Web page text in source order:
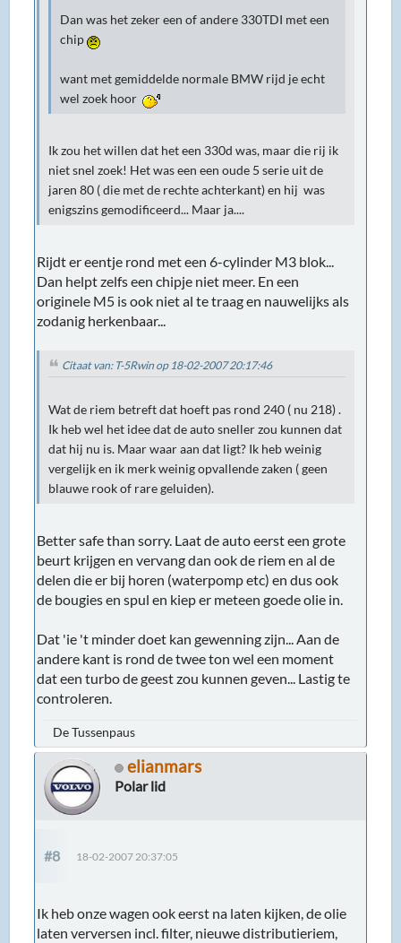
Dan was het zeker een of andere 330TDI met een
chip
want met gemiddelde normale BMW rijd je echt
wel zoek hoor
Ik zou het willen dat het een 330d was, maar die rij ik
niet snel zoek! Het was een een oude 5 serie uit de
jaren 80 ( die met de rechte achterkant) en hij was
enigszins gemodificeerd... Maar ja....
Rijdt er eentje rond met een 6-cylinder M3 blok...
Dan helpt zelfs een chipje niet meer. En een
originele M5 is ook niet al te traag en nauwelijks als
zodanig herkenbaar...
Citaat van: T-5Rwin op 18-02-2007 20:17:46
Wat de riem betreft dat hoeft pas rond 240 ( nu 218) .
Ik heb wel het idee dat de auto sneller zou kunnen dat
dat hij nu is. Maar waar aan dat ligt? Ik heb weinig
vergelijk en ik merk weinig opvallende zaken ( geen
blauwe rook of rare geluiden).
Better safe than sorry. Laat de auto eerst een grote
beurt krijgen en vervang dan ook de riem en al de
delen die er bij horen (waterpomp etc) en dus ook
de bougies en spul en kiep er meteen goede olie in.
Dat 'ie 't minder doet kan gewenning zijn... Aan de
andere kant is rond de twee ton wel een moment
dat een turbo de geest zou kunnen geven... Lastig te
controleren.
De Tussenpaus
elianmars
Polar lid
#8 18-02-2007 20:37:05
Ik heb onze wagen ook eerst na laten kijken, de olie
laten verversen incl. filter, nieuwe distributieriem,